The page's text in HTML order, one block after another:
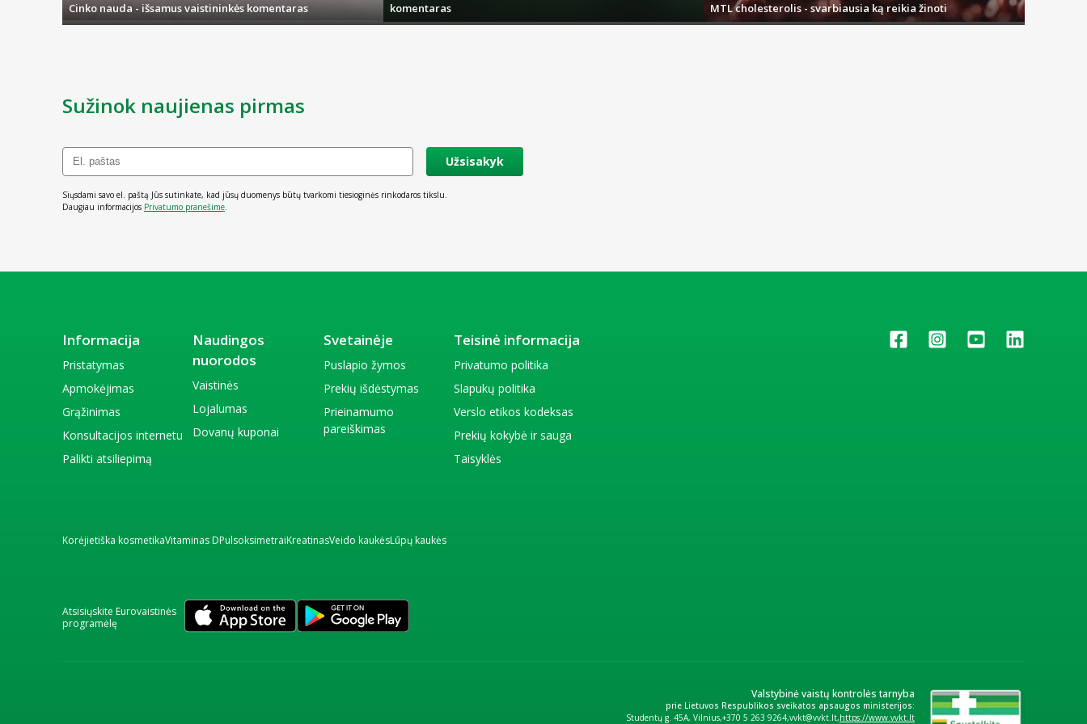
Cinko nauda - išsamus vaistininkės komentaras
komentaras
MTL cholesterolis - svarbiausia ką reikia žinoti
Sužinok naujienas pirmas
Užsisakyk
Siųsdami savo el. paštą Jūs sutinkate, kad jūsų duomenys būtų tvarkomi tiesioginės rinkodaros tikslu.
Daugiau informacijos Privatumo pranešime
Informacija
Pristatymas
Apmokėjimas
Grąžinimas
Konsultacijos internetu
Palikti atsiliepimą
Naudingos
nuorodos
Vaistinės
Lojalumas
Dovanų kuponai
Svetainėje
Puslapio žymos
Prekių išdėstymas
Prieinamumo
pareiškimas
Teisinė informacija
Privatumo politika
Slapukų politika
Verslo etikos kodeksas
Prekių kokybė ir sauga
Taisyklės
Korėjietiška kosmetikaVitaminas DPulsoksimetraiKreatinasVeido kaukėsLūpų kaukės
Atsisiųskite Eurovaistinės
programėlę
Valstybinė vaistų kontrolės tarnyba
prie Lietuvos Respublikos sveikatos apsaugos ministerijos:
Studentų g. 45A, Vilnius +370 5 263 9264 vvkt@vvkt.lt https://www.vvkt.lt